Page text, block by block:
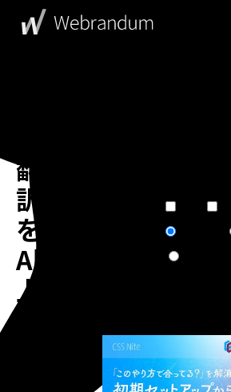
この
ウェブ
翻
訳
を
Alfred
上
選択してく